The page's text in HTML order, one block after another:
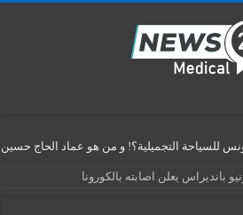
للسياحة التجميلية؟! و من هو عماد الحاج حسين
بانديراس يعلن اصابته بالكورونا